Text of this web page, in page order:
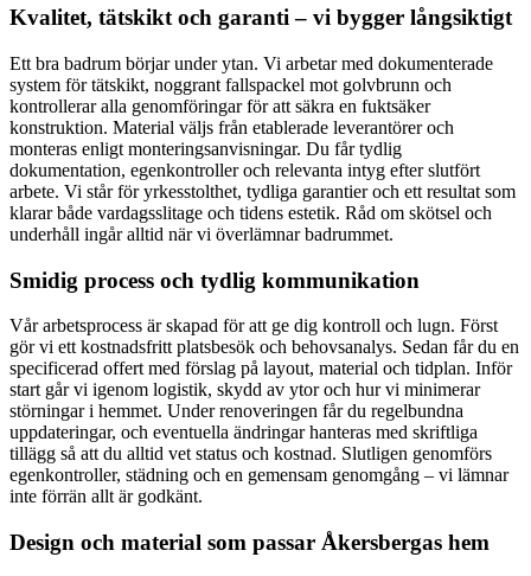
Kvalitet, tätskikt och garanti – vi bygger långsiktigt
Ett bra badrum börjar under ytan. Vi arbetar med dokumenterade
system för tätskikt, noggrant fallspackel mot golvbrunn och
kontrollerar alla genomföringar för att säkra en fuktsäker
konstruktion. Material väljs från etablerade leverantörer och
monteras enligt monteringsanvisningar. Du får tydlig
dokumentation, egenkontroller och relevanta intyg efter slutfört
arbete. Vi står för yrkesstolthet, tydliga garantier och ett resultat som
klarar både vardagsslitage och tidens estetik. Råd om skötsel och
underhåll ingår alltid när vi överlämnar badrummet.
Smidig process och tydlig kommunikation
Vår arbetsprocess är skapad för att ge dig kontroll och lugn. Först
gör vi ett kostnadsfritt platsbesök och behovsanalys. Sedan får du en
specificerad offert med förslag på layout, material och tidplan. Inför
start går vi igenom logistik, skydd av ytor och hur vi minimerar
störningar i hemmet. Under renoveringen får du regelbundna
uppdateringar, och eventuella ändringar hanteras med skriftliga
tillägg så att du alltid vet status och kostnad. Slutligen genomförs
egenkontroller, städning och en gemensam genomgång – vi lämnar
inte förrän allt är godkänt.
Design och material som passar Åkersbergas hem